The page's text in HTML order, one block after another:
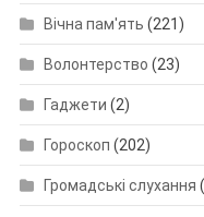
Вічна пам'ять (221)
Волонтерство (23)
Гаджети (2)
Гороскоп (202)
Громадські слухання